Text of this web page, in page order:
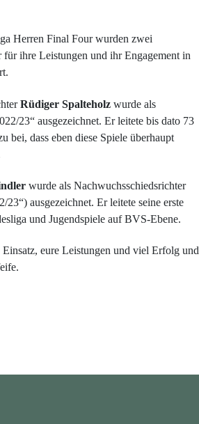
Herren Final Four wurden zwei
für ihre Leistungen und ihr Engagement in
Rüdiger Spalteholzwurde als
23“ ausgezeichnet. Er leitete bis dato 73
bei, dass eben diese Spiele überhaupt
wurde als Nachwuchsschiedsrichter
23“) ausgezeichnet. Er leitete seine erste
und Jugendspiele auf BVS-Ebene.
eure Leistungen und viel Erfolg und